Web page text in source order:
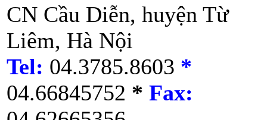
CN Cầu Diễn, huyện Từ
Liêm, Hà Nội
Tel: 04.3785.8603 *
04.66845752 * Fax: